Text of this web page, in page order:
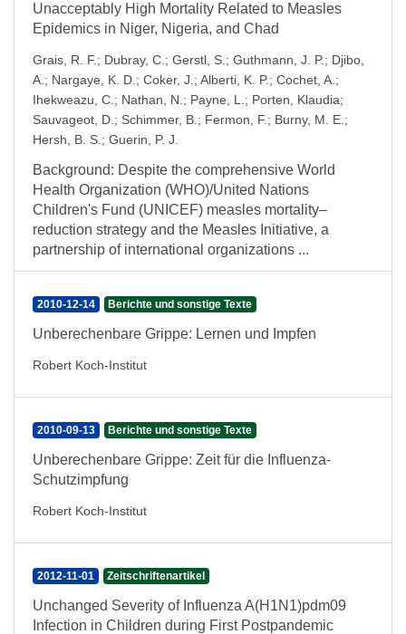
Unacceptably High Mortality Related to Measles
Epidemics in Niger, Nigeria, and Chad
Grais, R. F. ; Dubray, C. ; Gerstl, S. ; Guthmann, J. P.; Djibo,
A. ; Nargaye, K. D. ; Coker, J. ; Alberti, K. P.; Cochet, A. ;
Ihekweazu, C. ; Nathan, N. ; Payne, L. ; Porten, Klaudia;
Sauvageot, D. ; Schimmer, B. ; Fermon, F. ; Burny, M. E. ;
Hersh, B. S. ; Guerin, P. J.
Background: Despite the comprehensive World
Health Organization (WHO)/United Nations
Children's Fund (UNICEF) measles mortality–
reduction strategy and the Measles Initiative, a
partnership of international organizations ...
2010-12-14 Berichte und sonstige Texte
Unberechenbare Grippe: Lernen und Impfen
Robert Koch-Institut
2010-09-13 Berichte und sonstige Texte
Unberechenbare Grippe: Zeit für die Influenza-
Schutzimpfung
Robert Koch-Institut
2012-11-01 Zeitschriftenartikel
Unchanged Severity of Influenza A(H1N1)pdm09
Infection in Children during First Postpandemic